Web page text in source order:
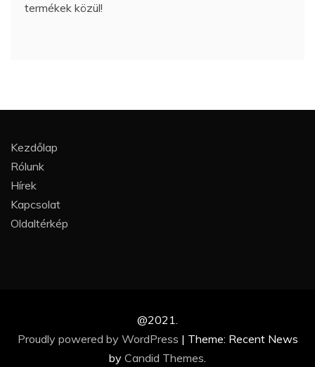
termékek közül!
Kezdőlap
Rólunk
Hírek
Kapcsolat
Oldaltérkép
@2021.
Proudly powered by WordPress | Theme: Recent News
by Candid Themes.